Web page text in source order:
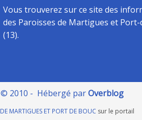
Vous trouverez sur ce site des
des Paroisses de Martigues et
(13).
2010 - Hébergé parOverblog
DE MARTIGUES ET PORT DE BOUC sur le portail